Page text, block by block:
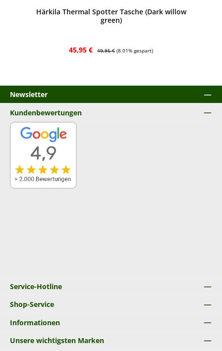
Härkila Thermal Spotter Tasche (Dark willow
green)
Verkaufspreis:
45,95 € Regulärer Preis:
49,95 € (8.01% gespart)
Newsletter
Service-Hotline
Shop-Service
Informationen
Unsere wichtigsten Marken
Kundenbewertungen